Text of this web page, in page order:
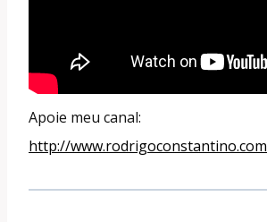
Apoie meu canal:
http://www.rodrigoconstantino.com